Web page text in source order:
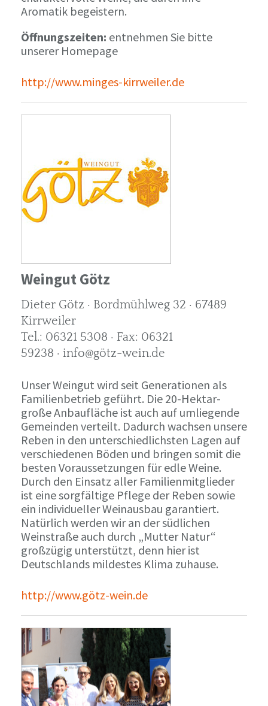
Aromatik begeistern.
Öffnungszeiten: entnehmen Sie bitte
unserer Homepage
http://www.minges-kirrweiler.de
Weingut Götz
Dieter Götz · Bordmühlweg 32 · 67489
Kirrweiler
Tel.: 06321 5308 · Fax: 06321
59238 · info@götz-wein.de
Unser Weingut wird seit Generationen als
Familienbetrieb geführt. Die 20-Hektar-
große Anbaufläche ist auch auf umliegende
Gemeinden verteilt. Dadurch wachsen unsere
Reben in den unterschiedlichsten Lagen auf
verschiedenen Böden und bringen somit die
besten Voraussetzungen für edle Weine.
Durch den Einsatz aller Familienmitglieder
ist eine sorgfältige Pflege der Reben sowie
ein individueller Weinausbau garantiert.
Natürlich werden wir an der südlichen
Weinstraße auch durch „Mutter Natur“
großzügig unterstützt, denn hier ist
Deutschlands mildestes Klima zuhause.
http://www.götz-wein.de